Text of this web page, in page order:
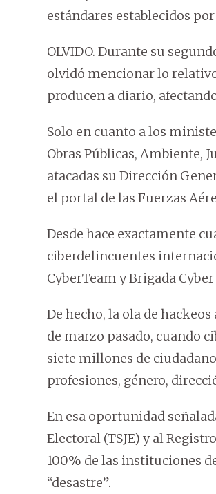
estándares establecidos
OLVIDO. Durante su
olvidó mencionar lo
producen a diario,
Solo en cuanto a los
Obras Públicas, Ambiente,
atacadas su Dirección
el portal de las Fuerzas
Desde hace exactamente
ciberdelincuentes
CyberTeam y Brigada Cyber
De hecho, la ola de
de marzo pasado, cuando
siete millones de
profesiones, género,
En esa oportunidad
Electoral (TSJE) y al
100% de las instituciones
“desastre”.